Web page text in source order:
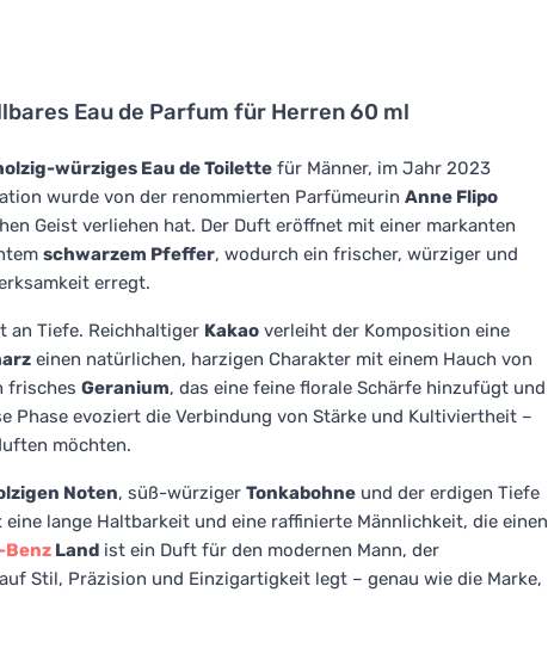
Eau de Parfum für Herren 60 ml
würziges Eau de Toilette für Männer, im Jahr 2023
wurde von der renommierten Parfümeurin Anne Flipo
Geist verliehen hat. Der Duft eröffnet mit einer markanten
schwarzem Pfeffer, wodurch ein frischer, würziger und
erregt.
an Tiefe. Reichhaltiger Kakao verleiht der Komposition eine
einen natürlichen, harzigen Charakter mit einem Hauch von
frisches Geranium, das eine feine florale Schärfe hinzufügt und
Phase evoziert die Verbindung von Stärke und Kultiviertheit –
möchten.
Noten, süß-würziger Tonkabohne und der erdigen Tiefe
lange Haltbarkeit und eine raffinierte Männlichkeit, die einen
Benz Land ist ein Duft für den modernen Mann, der
Stil, Präzision und Einzigartigkeit legt – genau wie die Marke,